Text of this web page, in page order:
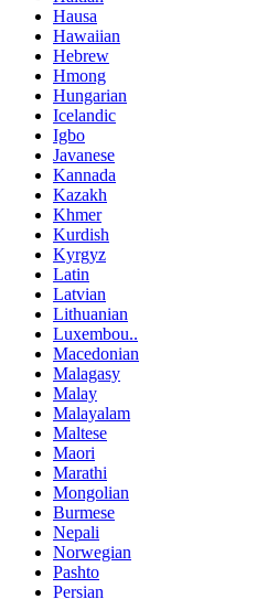
Hausa
Hawaiian
Hebrew
Hmong
Hungarian
Icelandic
Igbo
Javanese
Kannada
Kazakh
Khmer
Kurdish
Kyrgyz
Latin
Latvian
Lithuanian
Luxembou..
Macedonian
Malagasy
Malay
Malayalam
Maltese
Maori
Marathi
Mongolian
Burmese
Nepali
Norwegian
Pashto
Persian